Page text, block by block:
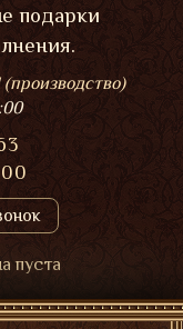
подарки
пуста